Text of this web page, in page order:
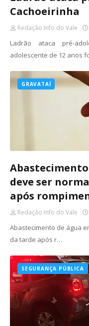
Cachoeirinha
Redação Info do Vale
Ladrão ataca pré-
adolescente de 12 anos
GRAVATAÍ
deve ser
após
Redação Info do Vale
Abastecimento de água
da tarde após r…
SEGURANÇA PÚBLICA